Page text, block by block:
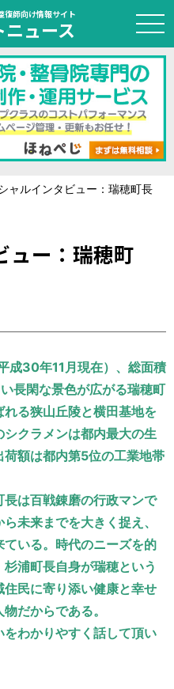
復師向け情報サイト
ュース
お問い合わせ
ャルインタビュー：瑞穂町長
ュー：瑞穂町
成30年11月現在）、総面積
長閑な景色が広がる瑞穂町
る狭山丘陵と横田基地を
クラメンは都内最大の生
額は都内第5位の工業地帯
は百戦錬磨の行政マンで
未来までを大きく捉え、
いる。時代のニーズを的
浦町長自身が瑞穂という
民に寄り添い健康と幸せ
だからである。
わかりやすく話して頂い